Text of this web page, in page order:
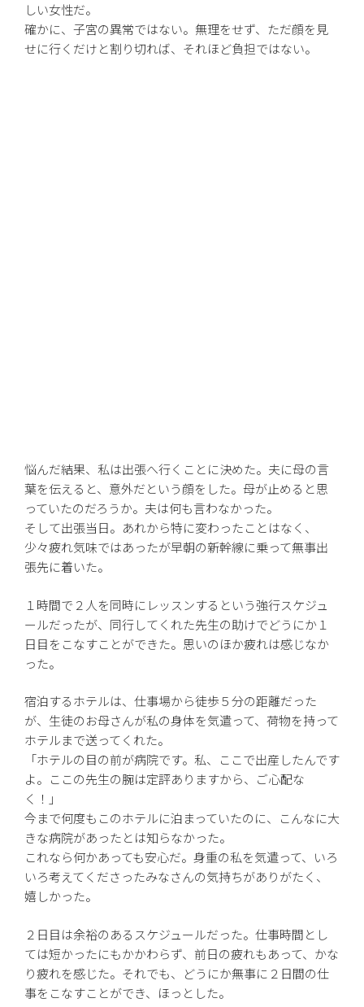
しい女性だ。
確かに、子宮の異常ではない。無理をせず、ただ顔を見
せに行くだけと割り切れば、それほど負担ではない。
悩んだ結果、私は出張へ行くことに決めた。夫に母の言
葉を伝えると、意外だという顔をした。母が止めると思
っていたのだろうか。夫は何も言わなかった。
そして出張当日。あれから特に変わったことはなく、
少々疲れ気味ではあったが早朝の新幹線に乗って無事出
張先に着いた。
１時間で２人を同時にレッスンするという強行スケジュ
ールだったが、同行してくれた先生の助けでどうにか１
日目をこなすことができた。思いのほか疲れは感じなか
った。
宿泊するホテルは、仕事場から徒歩５分の距離だった
が、生徒のお母さんが私の身体を気遣って、荷物を持って
ホテルまで送ってくれた。
「ホテルの目の前が病院です。私、ここで出産したんです
よ。ここの先生の腕は定評ありますから、ご心配な
く！」
今まで何度もこのホテルに泊まっていたのに、こんなに大
きな病院があったとは知らなかった。
これなら何かあっても安心だ。身重の私を気遣って、いろ
いろ考えてくださったみなさんの気持ちがありがたく、
嬉しかった。
２日目は余裕のあるスケジュールだった。仕事時間とし
ては短かったにもかかわらず、前日の疲れもあって、かな
り疲れを感じた。それでも、どうにか無事に２日間の仕
事をこなすことができ、ほっとした。